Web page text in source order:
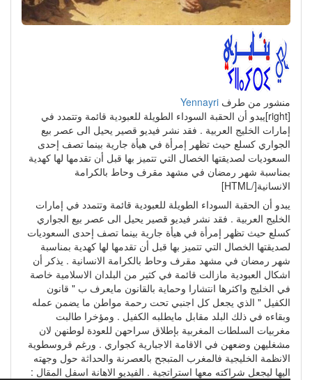
منشور من طرفYennayri
[right]يبدو أن الحقبة السوداء الطويلة للعبودية قائمة وتتمدد في
إمارات الخليج العربية . فقد نشر فيديو قصير يحيل الى عصر بيع
الجواري كسلع حيث تظهر إمرأة في هيأة جارية بينما تصف إحدى
السعوديات لصديقتها الخصال التي تتميز بها قبل أن تقدمها لها كهدية
بمناسبة شهر رمضان في مشهد مقرف وحاط بالكرامة
الانسانية[/HTML]
يبدو أن الحقبة السوداء الطويلة للعبودية قائمة وتتمدد في إمارات
الخليج العربية . فقد نشر فيديو قصير يحيل الى عصر بيع الجواري
كسلع حيث تظهر إمرأة في هيأة جارية بينما تصف إحدى السعوديات
لصديقتها الخصال التي تتميز بها قبل أن تقدمها لها كهدية بمناسبة
شهر رمضان في مشهد مقرف وحاط بالكرامة الانسانية . يذكر أن
اشكال العبودية مازالت قائمة في كثير من البلدان الاسلامية خاصة
في الخليج واكثرها انتشارا وحماية بالقانون مايعرف ب " قانون
الكفيل " الذي يجعل كل اجنبي تحت رحمة مواطن ما يضمن عمله
وبقاءه في ذلك البلد مقابل مايطلبه الكفيل . ومؤخرا طالبت
مغربيات السلطات المغربية بإطلاق سراحهن للعودة لوطنهن لان
مشغليهن وضعهن في الاقامة الاجبارية كجواري . ورغم قروسطوية
الانظمة الخليجية فالمغرب المتبجح بالعصرنة والحداثة حول وجهته
اليها ليجعل شراكته معها استراتجية . الفيديو الاهانة اسفل المقال :